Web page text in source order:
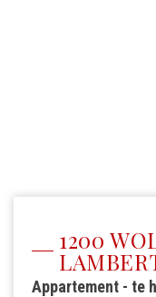
1200
Appartement - te